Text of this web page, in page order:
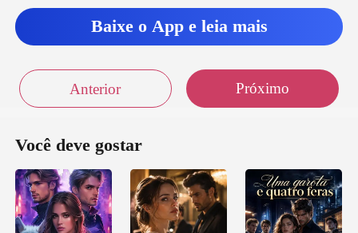
Baixe o App e leia mais
Anterior Próximo
Você deve gostar